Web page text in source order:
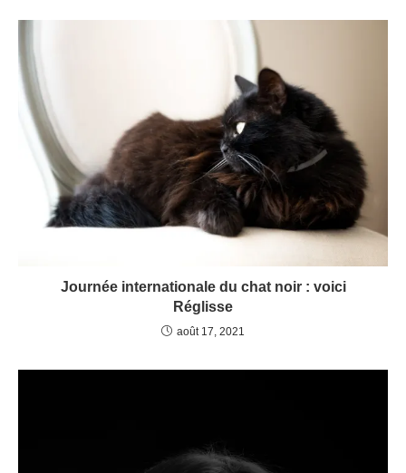
Journée internationale du chat noir : voici
Réglisse
août 17, 2021